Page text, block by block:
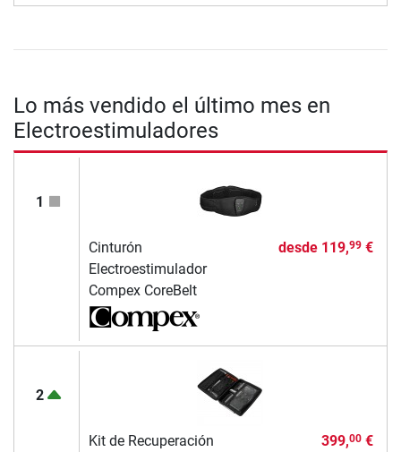
Lo más vendido el último mes en
Electroestimuladores
1
Cinturón
Electroestimulador
Compex CoreBelt
desde 119,99€
2
Kit de Recuperación 399,00€